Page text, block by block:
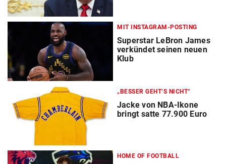
MIT INSTAGRAM-POSTING
Superstar LeBron James
verkündet seinen neuen
Klub
„BESSER GEHT‘S NICHT“
Jacke von NBA-Ikone
bringt satte 77.900 Euro
HOME OF FOOTBALL